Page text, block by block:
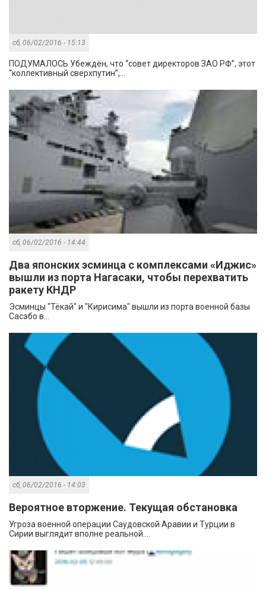
сб, 06/02/2016 - 15:13
ПОДУМАЛОСЬ Убеждён, что “совет директоров ЗАО РФ”, этот
“коллективный сверхпутин”,...
сб, 06/02/2016 - 14:44
Два японских эсминца с комплексами «Иджис»
вышли из порта Нагасаки, чтобы перехватить
ракету КНДР
Эсминцы "Тёкай" и "Кирисима" вышли из порта военной базы
Сасэбо в...
сб, 06/02/2016 - 14:03
Вероятное вторжение. Текущая обстановка
Угроза военной операции Саудовской Аравии и Турции в
Сирии выглядит вполне реальной....